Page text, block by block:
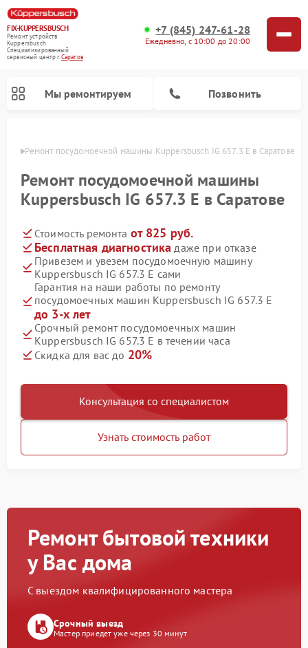
FIX-KUPPERSBUSCH
Ремонт устройств
Kuppersbusch
Специализированный
cервисный центр г.Саратов
+7 (845) 247-61-28
Ежедневно, с 10:00 до 20:00
Мы ремонтируем Позвонить
Ремонт посудомоечной машины Kuppersbusch IG 657.3 E в Саратове
Ремонт посудомоечной машины
Kuppersbusch IG 657.3 E в Саратове
Стоимость ремонта от 825 руб.
Бесплатная диагностика даже при отказе
Привезем и увезем посудомоечную машину
Kuppersbusch IG 657.3 E сами
Гарантия на наши работы по ремонту
посудомоечных машин Kuppersbusch IG 657.3 E
до 3-х лет
Срочный ремонт посудомоечных машин
Kuppersbusch IG 657.3 E в течении часа
Скидка для вас до 20%
Консультация со специалистом
Узнать стоимость работ
Ремонт бытовой техники
у Вас дома
С выездом квалифицированного мастера
Срочный выезд
Мастер приедет уже через 30 минут